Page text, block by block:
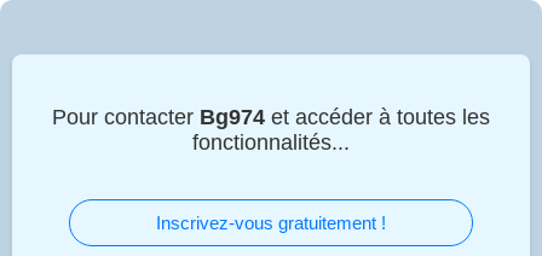
Pour contacter Bg974 et accéder à toutes les
fonctionnalités...
Inscrivez-vous gratuitement !